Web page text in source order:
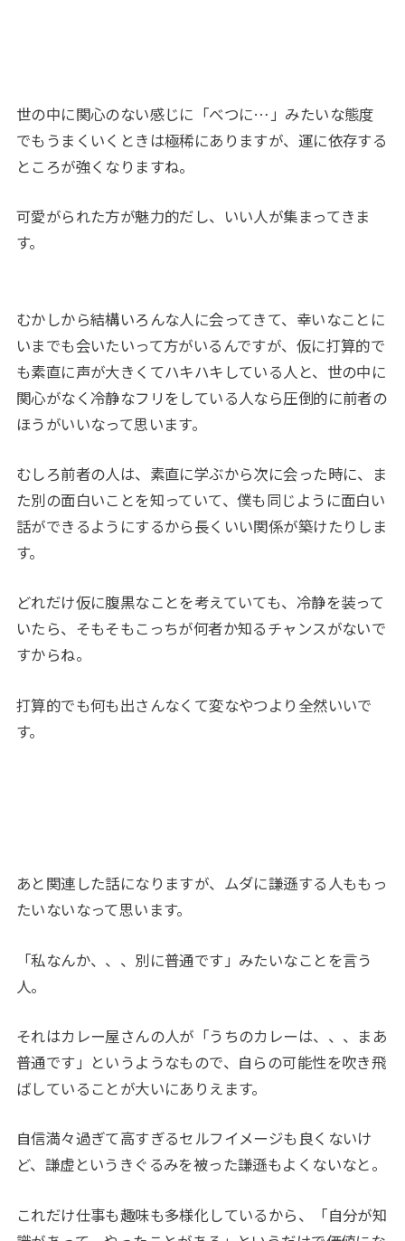
世の中に関心のない感じに「べつに…」みたいな態度
でもうまくいくときは極稀にありますが、運に依存する
ところが強くなりますね。
可愛がられた方が魅力的だし、いい人が集まってきま
す。
むかしから結構いろんな人に会ってきて、幸いなことに
いまでも会いたいって方がいるんですが、仮に打算的で
も素直に声が大きくてハキハキしている人と、世の中に
関心がなく冷静なフリをしている人なら圧倒的に前者の
ほうがいいなって思います。
むしろ前者の人は、素直に学ぶから次に会った時に、ま
た別の面白いことを知っていて、僕も同じように面白い
話ができるようにするから長くいい関係が築けたりしま
す。
どれだけ仮に腹黒なことを考えていても、冷静を装って
いたら、そもそもこっちが何者か知るチャンスがないで
すからね。
打算的でも何も出さんなくて変なやつより全然いいで
す。
あと関連した話になりますが、ムダに謙遜する人ももっ
たいないなって思います。
「私なんか、、、別に普通です」みたいなことを言う
人。
それはカレー屋さんの人が「うちのカレーは、、、まあ
普通です」というようなもので、自らの可能性を吹き飛
ばしていることが大いにありえます。
自信満々過ぎて高すぎるセルフイメージも良くないけ
ど、謙虚というきぐるみを被った謙遜もよくないなと。
これだけ仕事も趣味も多様化しているから、「自分が知